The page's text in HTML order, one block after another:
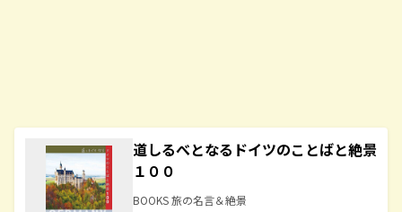
道しるべとなるドイツのことばと絶景
１００
BOOKS 旅の名言＆絶景